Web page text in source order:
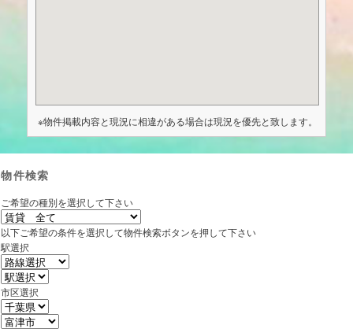
※物件掲載内容と現況に相違がある場合は現況を優先と致します。
物件検索
ご希望の種別を選択して下さい
以下ご希望の条件を選択して物件検索ボタンを押して下さい
駅選択
市区選択